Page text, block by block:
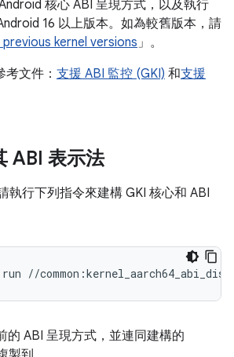
核心 ABI 呈現方式，以及執行
16 以上版本。如為較舊版本，請
kernel versions」。
文件： 支援 ABI 監控 (GKI) 和支援
ABI 表示法
執行下列指令來建構 GKI 核心和 ABI
run //common:kernel_aarch64_abi_dist
的 ABI 呈現方式，並連同建構的